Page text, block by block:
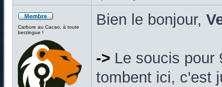
Carbure au Cacao, à toute
berzingue !
Bien le bonjour,
-> Le soucis pour
tombent ici, c'est